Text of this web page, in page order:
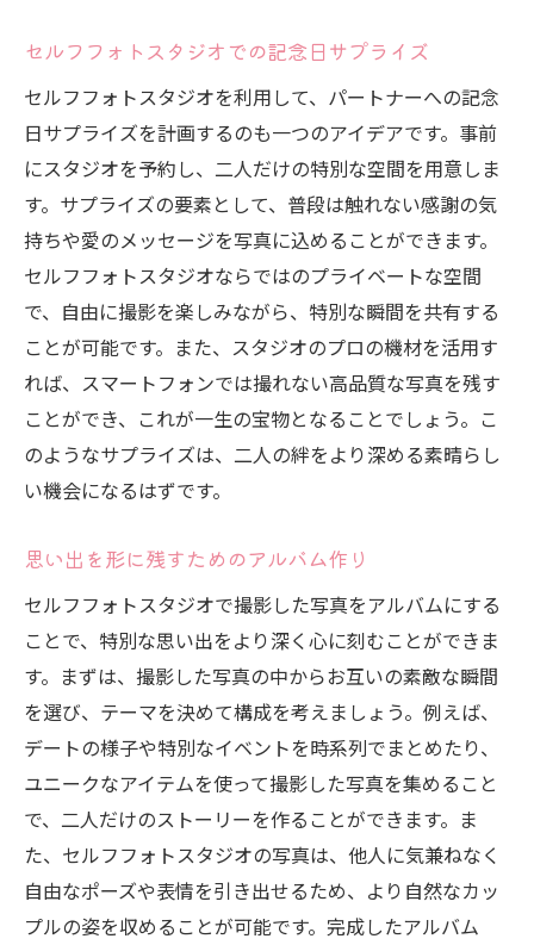
セルフフォトスタジオでの記念日サプライズ
セルフフォトスタジオを利用して、パートナーへの記念
日サプライズを計画するのも一つのアイデアです。事前
にスタジオを予約し、二人だけの特別な空間を用意しま
す。サプライズの要素として、普段は触れない感謝の気
持ちや愛のメッセージを写真に込めることができます。
セルフフォトスタジオならではのプライベートな空間
で、自由に撮影を楽しみながら、特別な瞬間を共有する
ことが可能です。また、スタジオのプロの機材を活用す
れば、スマートフォンでは撮れない高品質な写真を残す
ことができ、これが一生の宝物となることでしょう。こ
のようなサプライズは、二人の絆をより深める素晴らし
い機会になるはずです。
思い出を形に残すためのアルバム作り
セルフフォトスタジオで撮影した写真をアルバムにする
ことで、特別な思い出をより深く心に刻むことができま
す。まずは、撮影した写真の中からお互いの素敵な瞬間
を選び、テーマを決めて構成を考えましょう。例えば、
デートの様子や特別なイベントを時系列でまとめたり、
ユニークなアイテムを使って撮影した写真を集めること
で、二人だけのストーリーを作ることができます。ま
た、セルフフォトスタジオの写真は、他人に気兼ねなく
自由なポーズや表情を引き出せるため、より自然なカッ
プルの姿を収めることが可能です。完成したアルバム